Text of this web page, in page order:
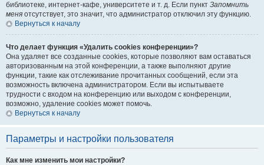
библиотеке, интернет-кафе, университете и т. д. Если пункт Запомнить
меня отсутствует, это значит, что администратор отключил эту функцию.
Вернуться к началу
Что делает функция «Удалить cookies конференции»?
Она удаляет все созданные cookies, которые позволяют вам оставаться
авторизованным на этой конференции, а также выполняют другие
функции, такие как отслеживание прочитанных сообщений, если эта
возможность включена администратором. Если вы испытываете
трудности с входом на конференцию или выходом с конференции,
возможно, удаление cookies может помочь.
Вернуться к началу
Параметры и настройки пользователя
Как мне изменить мои настройки?